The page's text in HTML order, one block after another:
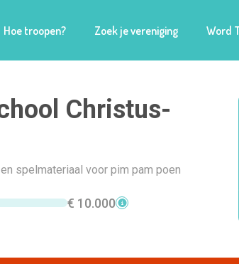
Hoe troopen? Zoek je vereniging Word
Christus-
spelmateriaal voor pim pam poen
€ 10.000